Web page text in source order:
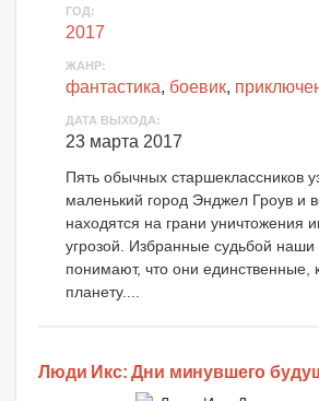
ГОД:
2017
ЖАНР:
фантастика, боевик,
ДАТА ВЫХОДА:
23 марта 2017
Пять обычных старшеклассников
маленький город Энджел Гроув и
находятся на грани уничтожения
угрозой. Избранные судьбой наши
понимают, что они единственные,
планету....
Люди Икс: Дни минувшего